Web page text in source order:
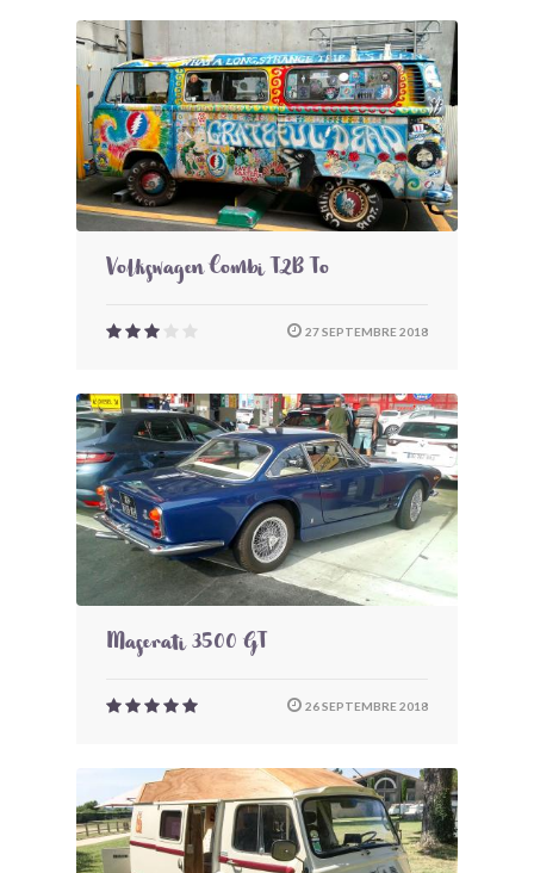
Volkswagen Combi T2B To
27 SEPTEMBRE 2018
Maserati 3500 GT
26 SEPTEMBRE 2018